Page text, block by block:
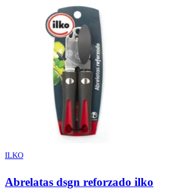
ILKO
Abrelatas dsgn reforzado ilko